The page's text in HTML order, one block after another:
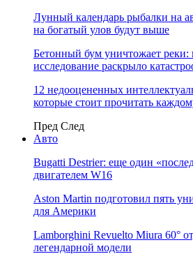
Лунный календарь рыбалки на
на богатый улов будут выше
Бетонный бум уничтожает реки:
исследование раскрыло
12 недооцененных
которые стоит прочитать
Пред След
Авто
Bugatti Destrier: еще один
двигателем W16
Aston Martin подготовил пять
для Америки
Lamborghini Revuelto Miura 60°
легендарной модели